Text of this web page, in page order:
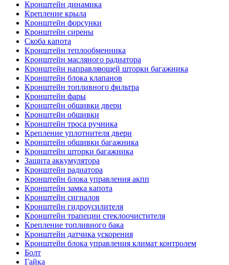
Кронштейн динамика
Крепление крыла
Кронштейн форсунки
Кронштейн сирены
Скоба капота
Кронштейн теплообменника
Кронштейн масляного радиатора
Кронштейн направляющей шторки багажника
Кронштейн блока клапанов
Кронштейн топливного фильтра
Кронштейн фары
Кронштейн обшивки двери
Кронштейн обшивки
Кронштейн троса ручника
Крепление уплотнителя двери
Кронштейн обшивки багажника
Кронштейн шторки багажника
Защита аккумулятора
Кронштейн радиатора
Кронштейн блока управления акпп
Кронштейн замка капота
Кронштейн сигналов
Кронштейн гидроусилителя
Кронштейн трапеции стеклоочистителя
Крепление топливного бака
Кронштейн датчика ускорения
Кронштейн блока управления климат контролем
Болт
Гайка